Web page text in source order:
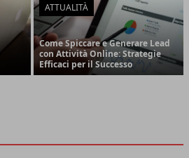
ATTUALITÀ
Come Spiccare e Generare Lead
con Attività Online: Strategie
Efficaci per il Successo